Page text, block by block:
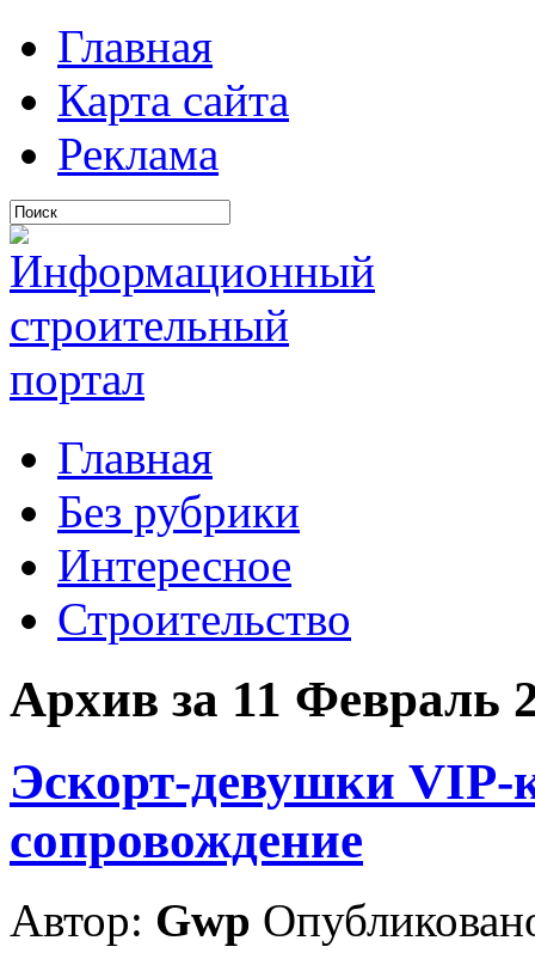
Главная
Карта сайта
Реклама
Главная
Без рубрики
Интересное
Строительство
Архив за 11 Февраль
Эскорт-девушки VIP-
сопровождение
Автор: Gwp